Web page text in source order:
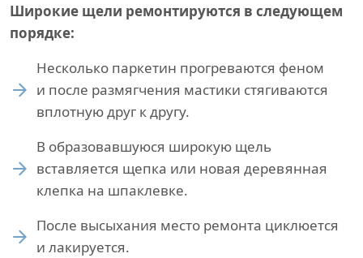
Широкие щели ремонтируются в следующем
порядке:
Несколько паркетин прогреваются феном
и после размягчения мастики стягиваются
вплотную друг к другу.
В образовавшуюся широкую щель
вставляется щепка или новая деревянная
клепка на шпаклевке.
После высыхания место ремонта циклюется
и лакируется.